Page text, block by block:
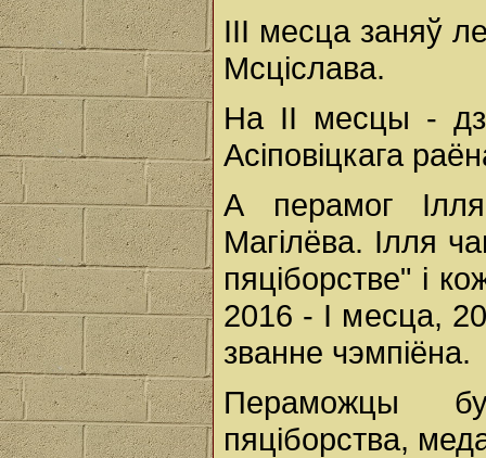
ІІІ месца заняў
Мсціслава.
На ІІ месцы -
Асіповіцкага
А перамог
Магілёва. Ілля
пяціборстве" і
2016 - І месца,
званне чэмпіёна.
Пераможцы
пяціборства,